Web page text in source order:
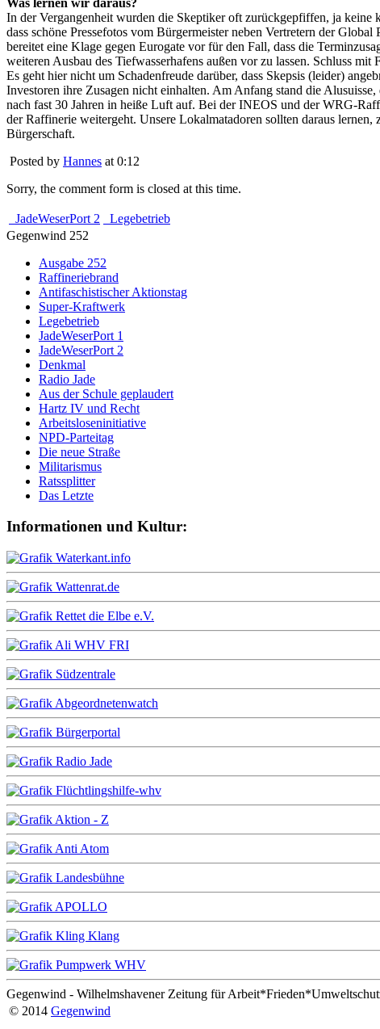
In der Vergangenheit wurden die Skeptiker oft zurückgepfiffen, ja keine
dass schöne Pressefotos vom Bürgermeister neben Vertretern der
bereitet eine Klage gegen Eurogate vor für den Fall, dass die
weiteren Ausbau des Tiefwasserhafens außen vor zu lassen. Schluss mit
Es geht hier nicht um Schadenfreude darüber, dass Skepsis (leider)
Investoren ihre Zusagen nicht einhalten. Am Anfang stand die
nach fast 30 Jahren in heiße Luft auf. Bei der INEOS und der WRG-
der Raffinerie weitergeht. Unsere Lokalmatadoren sollten daraus
Bürgerschaft.
Posted by Hannes at 0:12
Sorry, the comment form is closed at this time.
JadeWeserPort 2
Legebetrieb
Gegenwind 252
Ausgabe 252
Raffineriebrand
Antifaschistischer Aktionstag
Super-Kraftwerk
Legebetrieb
JadeWeserPort 1
JadeWeserPort 2
Denkmal
Radio Jade
Aus der Schule geplaudert
Hartz IV und Recht
Arbeitsloseninitiative
NPD-Parteitag
Die neue Straße
Militarismus
Ratssplitter
Das Letzte
Informationen und Kultur:
Gegenwind - Wilhelmshavener Zeitung für
© 2014 Gegenwind